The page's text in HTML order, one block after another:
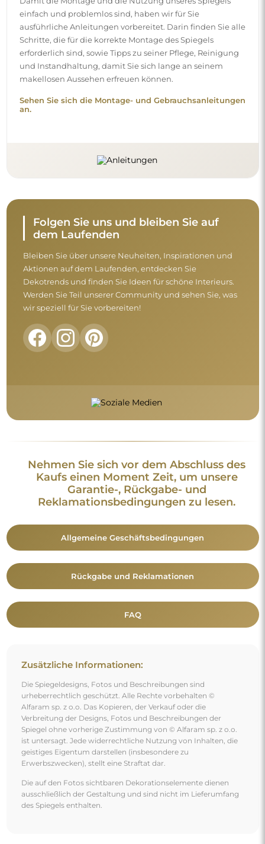
einfach und problemlos sind, haben wir für Sie
ausführliche Anleitungen vorbereitet. Darin finden Sie alle
Schritte, die für die korrekte Montage des Spiegels
erforderlich sind, sowie Tipps zu seiner Pflege, Reinigung
und Instandhaltung, damit Sie sich lange an seinem
makellosen Aussehen erfreuen können.
Sehen Sie sich die Montage- und Gebrauchsanleitungen
an.
Folgen Sie uns und bleiben Sie auf
dem Laufenden
Bleiben Sie über unsere Neuheiten, Inspirationen und
Aktionen auf dem Laufenden, entdecken Sie
Dekotrends und finden Sie Ideen für schöne Interieurs.
Werden Sie Teil unserer Community und sehen Sie, was
wir speziell für Sie vorbereiten!
Nehmen Sie sich vor dem Abschluss des
Kaufs einen Moment Zeit, um unsere
Garantie-, Rückgabe- und
Reklamationsbedingungen zu lesen.
Allgemeine Geschäftsbedingungen
Rückgabe und Reklamationen
FAQ
Zusätzliche Informationen:
Die Spiegeldesigns, Fotos und Beschreibungen sind
urheberrechtlich geschützt. Alle Rechte vorbehalten ©
Alfaram sp. z o.o. Das Kopieren, der Verkauf oder die
Verbreitung der Designs, Fotos und Beschreibungen der
Spiegel ohne vorherige Zustimmung von © Alfaram sp. z o.o.
ist untersagt. Jede widerrechtliche Nutzung von Inhalten, die
geistiges Eigentum darstellen (insbesondere zu
Erwerbszwecken), stellt eine Straftat dar.
Die auf den Fotos sichtbaren Dekorationselemente dienen
ausschließlich der Gestaltung und sind nicht im Lieferumfang
des Spiegels enthalten.